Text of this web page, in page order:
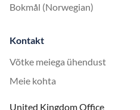
Bokmål (Norwegian)
Kontakt
Võtke meiega ühendust
Meie kohta
United Kingdom Office